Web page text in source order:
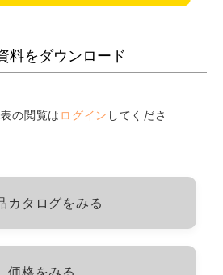
料をダウンロード
の閲覧は ログイン してくださ
カタログをみる
価格をみる